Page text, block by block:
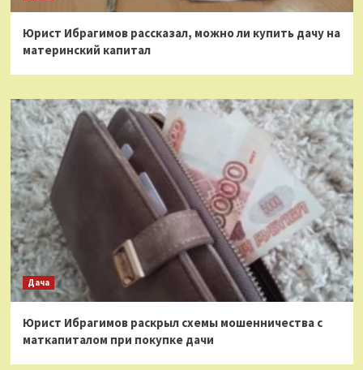
Юрист Ибрагимов рассказал, можно ли купить дачу на
материнский капитал
Дача
Юрист Ибрагимов раскрыл схемы мошенничества с
маткапиталом при покупке дачи